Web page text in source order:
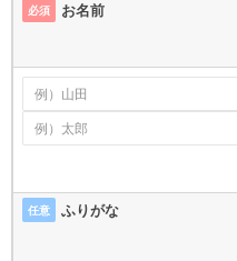
必須 お名前
任意 ふりがな